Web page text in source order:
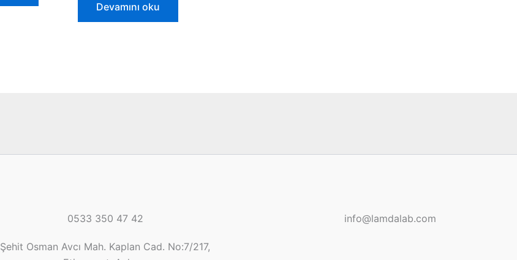
Devamını oku
0533 350 47 42
Şehit Osman Avcı Mah. Kaplan Cad. No:7/217,
info@lamdalab.com